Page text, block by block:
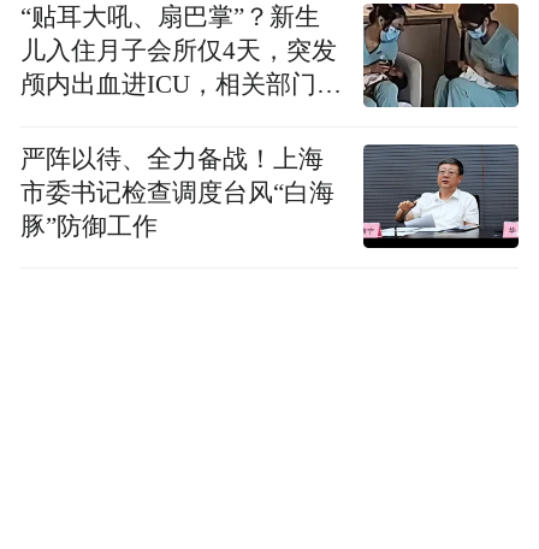
“贴耳大吼、扇巴掌”？新生
儿入住月子会所仅4天，突发
颅内出血进ICU，相关部门已
严阵以待、全力备战！上海
市委书记检查调度台风“白海
豚”防御工作